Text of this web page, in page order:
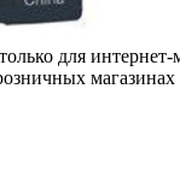
для
магазинах